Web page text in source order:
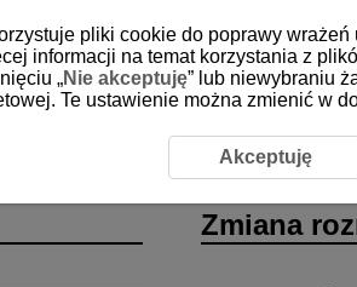
Zmiana rozmiaru obrazów JPEG/HEIF
Zmiana
pliki cookie do poprawy
informacji na temat korzystania z
„Nie akceptuję” lub niewybraniu
Te ustawienie można zmienić w
Akceptuję